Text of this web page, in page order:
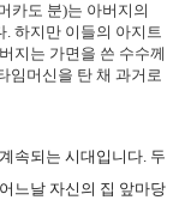
카도 분)는 아버지의
하지만 이들의 아지트
지는 가면을 쓴 수수께
임머신을 탄 채 과거로
속되는 시대입니다. 두
느날 자신의 집 앞마당